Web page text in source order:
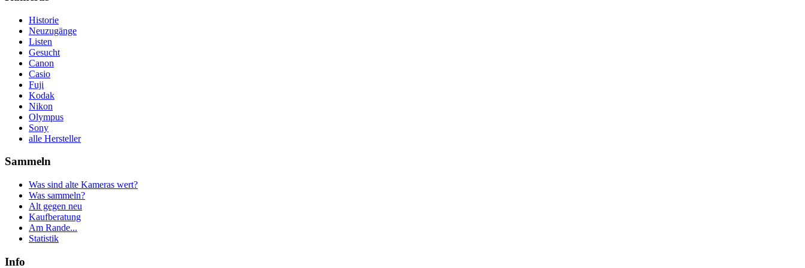
Historie
Neuzugänge
Listen
Gesucht
Canon
Casio
Fuji
Kodak
Nikon
Olympus
Sony
alle Hersteller
Sammeln
Was sind alte Kameras wert?
Was sammeln?
Alt gegen neu
Kaufberatung
Am Rande...
Statistik
Info